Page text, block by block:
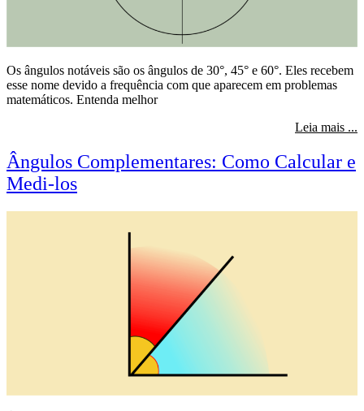
Os ângulos notáveis são os ângulos de 30°, 45° e 60°. Eles recebem
esse nome devido a frequência com que aparecem em problemas
matemáticos. Entenda melhor
Leia mais ...
Ângulos Complementares: Como Calcular e
Medi-los